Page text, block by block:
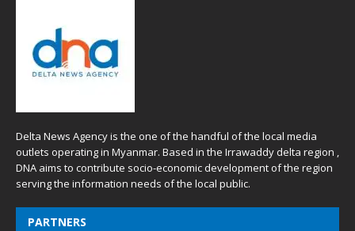
Delta News Agency is the one of the handful of the local media
outlets operating in Myanmar. Based in the Irrawaddy delta region ,
DNA aims to contribute socio-economic development of the region
serving the information needs of the local public.
PARTNERS